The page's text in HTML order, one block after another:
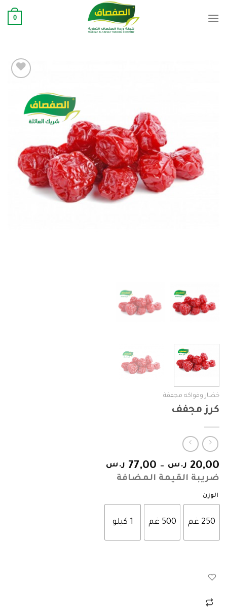
0
خضار وفواكه مجففة
كرز مجفف
20,00 ر.س –
77,00 ر.س
ضريبة القيمة المضافة
الوزن
250 غم 500 غم 1 كيلو